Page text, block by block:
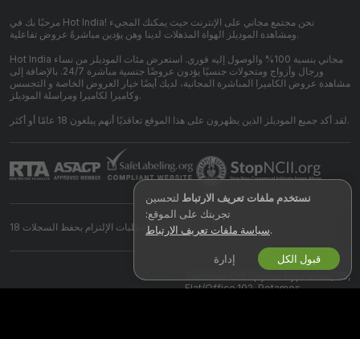
مرحبًا بك في Hot India! نحن مجتمع مجاني على الإنترنت حيث يمكنك المجيء
ومشاهدة الموديلز الهواة المذهلات لدينا وهن يؤدين مباشرةً عروض تفاعلية.
Hot India مجاني بنسبة 100% والوصول إليه فوري. استعرض مئات الموديلز من نساء
ورجال وأزواج ومتحولات جنسيًا يؤدون عروضًا جنسية مباشرة 24/7. بالإضافة إلى
مشاهدة عروض الكاميرا المباشرة المجانية، لديك أيضًا خيار العروض الخاصة و التجسس
وكاميرا لكاميرا ومراسلة الموديلز.
لقد أكد جميع الموديلز الذين يظهرون على هذا الموقع تعاقديًا أنهم يبلغون 18 عامًا أو أكثر.
بيان متطلبات الإلتزام بحفظ السجلات 18 U.S.C 2257
نستخدم ملفات تعريف الارتباط لتحسين
تجربتك على الموقع:
سياسة ملفات تعريف الارتباط.
إدارة قبول الكل